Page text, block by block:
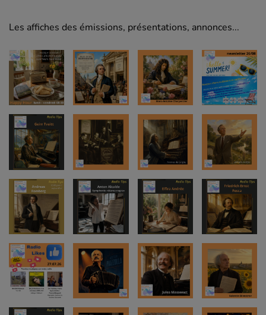
Les affiches des émissions, présentations, annonces...